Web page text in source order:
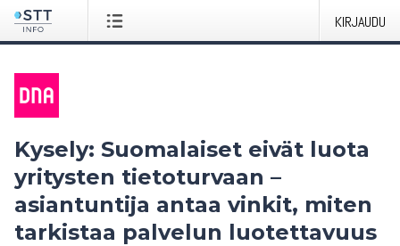
KIRJAUDU
Kysely: Suomalaiset eivät luota
yritysten tietoturvaan –
asiantuntija antaa vinkit, miten
tarkistaa palvelun luotettavuus